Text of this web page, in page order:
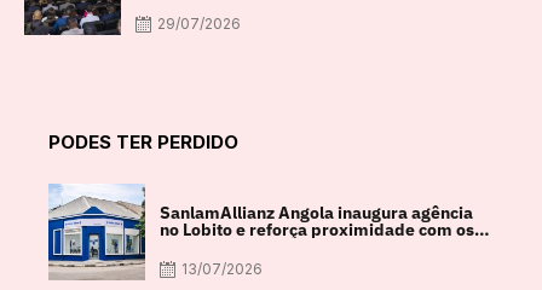
29/07/2026
PODES TER PERDIDO
SanlamAllianz Angola inaugura agência
no Lobito e reforça proximidade com os
13/07/2026